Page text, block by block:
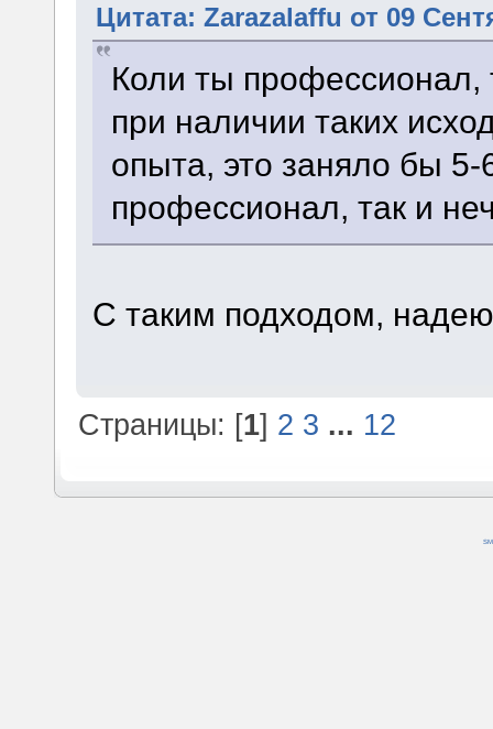
Цитата: Zarazalaffu от 09
Коли ты профессионал,
при наличии таких
опыта, это заняло бы
профессионал, так и
С таким подходом,
Страницы: [1] 2 3 ... 12